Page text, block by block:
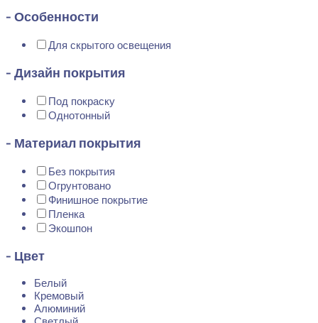
- Особенности
Для скрытого освещения
- Дизайн покрытия
Под покраску
Однотонный
- Материал покрытия
Без покрытия
Огрунтовано
Финишное покрытие
Пленка
Экошпон
- Цвет
Белый
Кремовый
Алюминий